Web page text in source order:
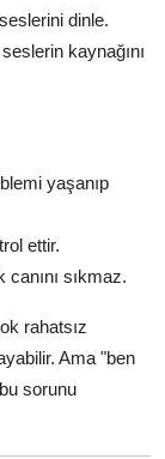
dinle.
kaynağını
yaşanıp
ettir.
sıkmaz.
rahatsız
Ama "ben
sorunu